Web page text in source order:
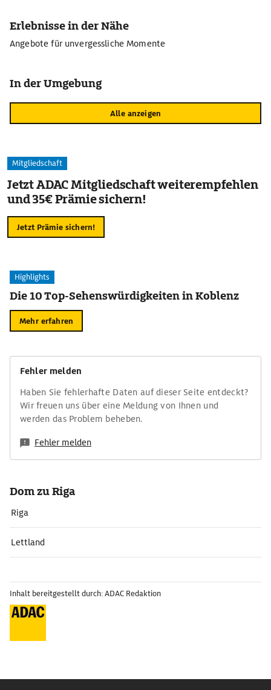
Erlebnisse in der Nähe
Angebote für unvergessliche Momente
In der Umgebung
Alle anzeigen
Mitgliedschaft
Jetzt ADAC Mitgliedschaft weiterempfehlen
und 35€ Prämie sichern!
Jetzt Prämie sichern!
Highlights
Die 10 Top-Sehenswürdigkeiten in Koblenz
Mehr erfahren
Fehler melden
Haben Sie fehlerhafte Daten auf dieser Seite entdeckt?
Wir freuen uns über eine Meldung von Ihnen und
werden das Problem beheben.
Fehler melden
Dom zu Riga
Riga
Lettland
Inhalt bereitgestellt durch: ADAC Redaktion